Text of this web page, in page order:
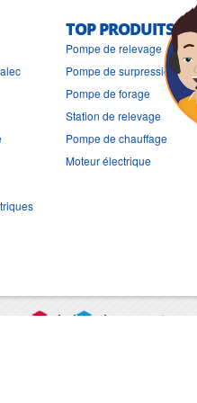
TOP PRODUITS
Pompe de relevage
Pompe de surpression
Pompe de forage
Station de relevage
Pompe de chauffage
Moteur électrique